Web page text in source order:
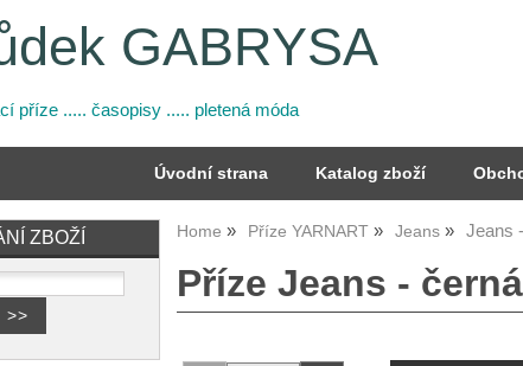
GABRYSA
příze ..... časopisy ..... pletená móda
Úvodní strana Katalog zboží
Home Příze YARNART Jeans Jeans
Příze Jeans - černá
ZBOŽÍ